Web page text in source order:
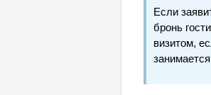
Если
бронь
визитом,